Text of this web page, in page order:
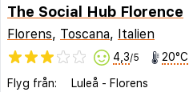
The Social Hub Florence
Florens, Toscana, Italien
4,3/5 20°C
Flyg från: Luleå - Florens